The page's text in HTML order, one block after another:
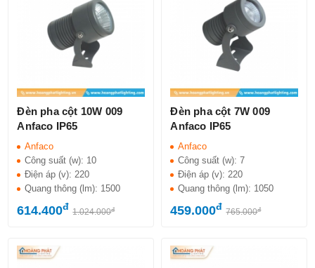
Đèn pha cột 10W 009
Anfaco IP65
Anfaco
Công suất (w): 10
Điện áp (v):220
Quang thông (lm): 1500
614.400đ 1.024.000đ
Đèn pha cột 7W 009
Anfaco IP65
Anfaco
Công suất (w):7
Điện áp (v):220
Quang thông (lm): 1050
459.000đ 765.000đ